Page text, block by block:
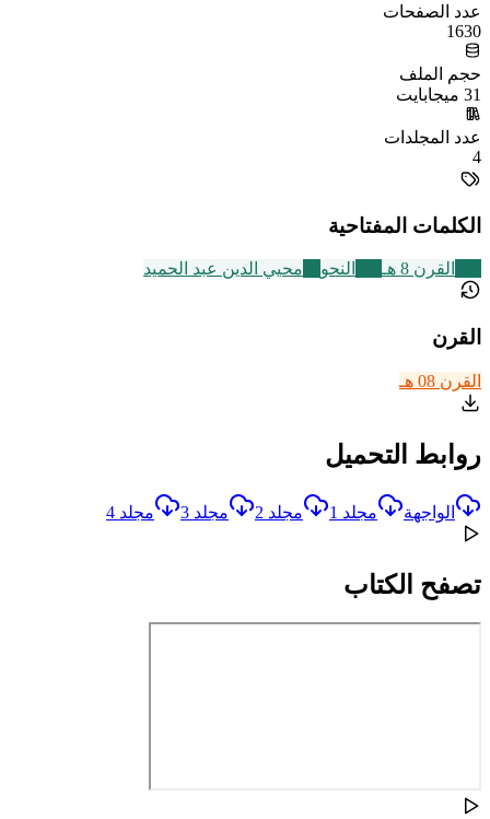
عدد الصفحات
1630
حجم الملف
31 ميجابايت
عدد المجلدات
4
الكلمات المفتاحية
القرن 8 هـ النحو محيي الدين عبد الحميد
القرن
القرن 08 هـ
روابط التحميل
الواجهة مجلد 1 مجلد 2 مجلد 3 مجلد 4
تصفح الكتاب